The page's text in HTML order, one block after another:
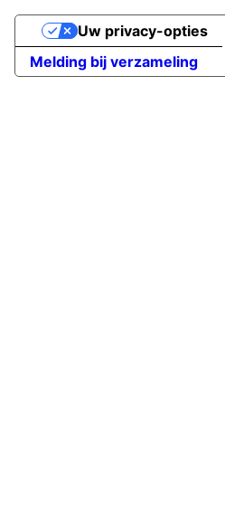
Melding bij verzameling
Uw privacy-opties